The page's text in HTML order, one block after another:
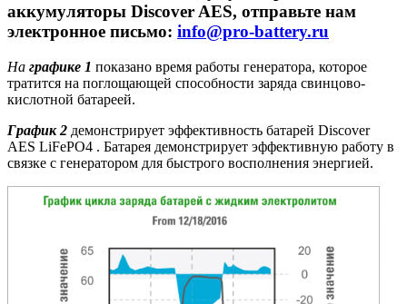
аккумуляторы Discover AES, отправьте нам
электронное письмо: info@pro-battery.ru
На графике 1 показано время работы генератора, которое
тратится на поглощающей способности заряда свинцово-
кислотной батареей.
График 2 демонстрирует эффективность батарей Discover
AES LiFePO4 . Батарея демонстрирует эффективную работу в
связке с генератором для быстрого восполнения энергией.